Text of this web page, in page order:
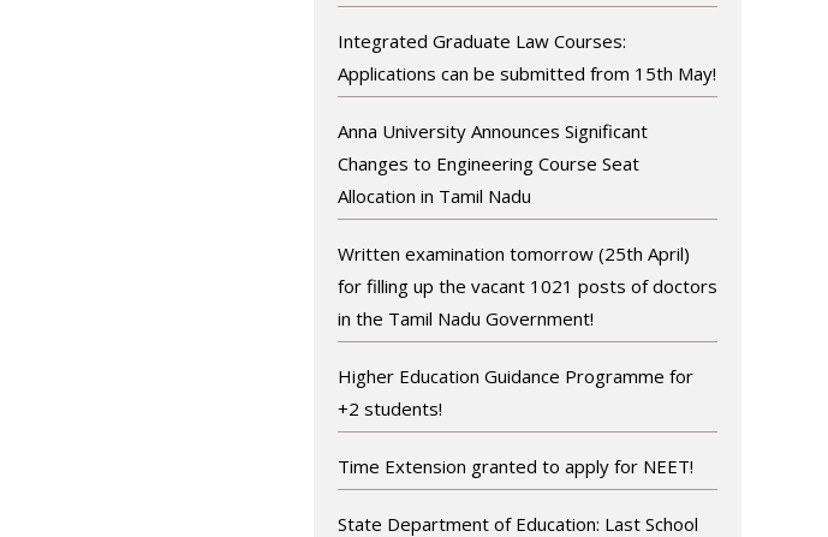
Integrated Graduate Law Courses:
Applications can be submitted from 15th May!
Anna University Announces Significant
Changes to Engineering Course Seat
Allocation in Tamil Nadu
Written examination tomorrow (25th April)
for filling up the vacant 1021 posts of doctors
in the Tamil Nadu Government!
Higher Education Guidance Programme for
+2 students!
Time Extension granted to apply for NEET!
State Department of Education: Last School